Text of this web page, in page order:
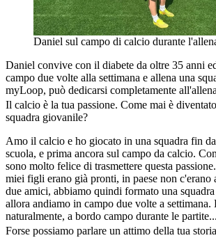
Daniel sul campo di calcio durante
Daniel convive con il diabete da oltre 35 anni
campo due volte alla settimana e allena una
myLoop, può dedicarsi completamente
Il calcio è la tua passione. Come mai è
squadra giovanile?
Amo il calcio e ho giocato in una squadra fin
scuola, e prima ancora sul campo da calcio.
sono molto felice di trasmettere questa
miei figli erano già pronti, in paese non c'erano
due amici, abbiamo quindi formato una
allora andiamo in campo due volte a settimana.
naturalmente, a bordo campo durante le partite...
Forse possiamo parlare un attimo della tua